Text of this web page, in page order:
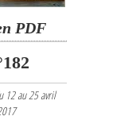
PDF
12 au 25 avril